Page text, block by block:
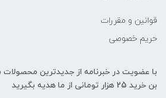
قوانین و مقررات
حریم خصوصی
با عضویت در خبرنامه از جدیدترین
بن خرید 25 هزار تومانی از ما هدیه بگیرید